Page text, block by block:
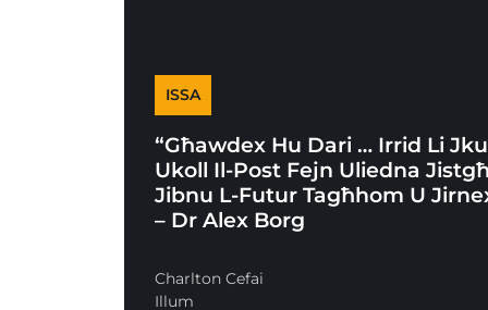
ISSA
“Għawdex Hu Dari … Irrid Li
Ukoll Il-Post Fejn Uliedna
Jibnu L-Futur Tagħhom U
– Dr Alex Borg
Charlton Cefai
Illum